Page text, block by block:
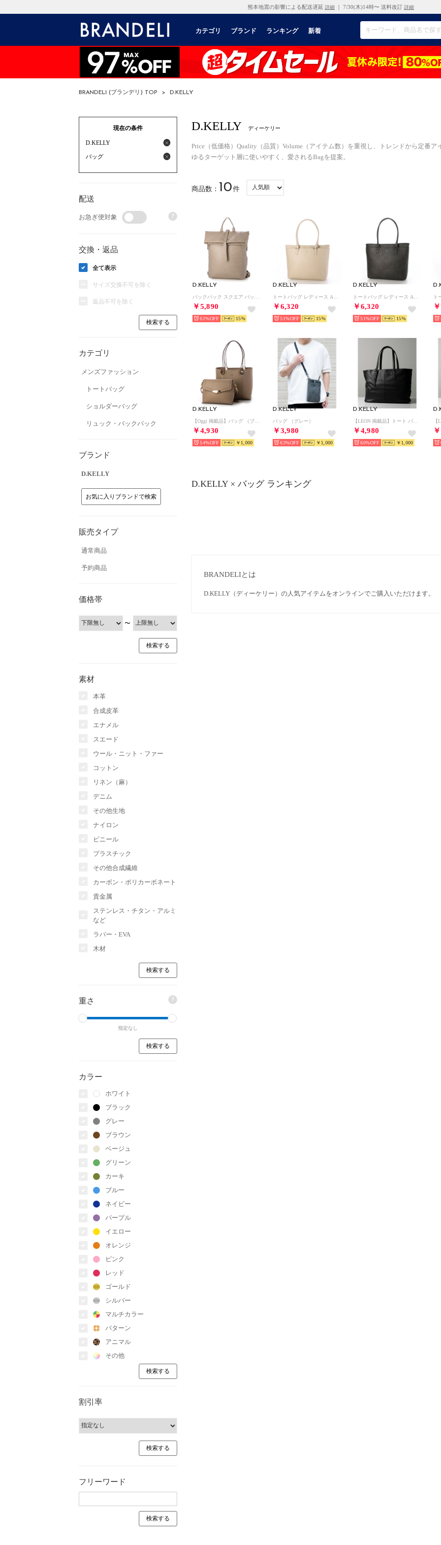
熊本地震の影響による配送遅延 詳細 ｜ 7/30(木)14時〜 送料改訂 詳細
カテゴリ ブランド ランキング 新着
BRANDELI (ブランデリ) TOP > D.KELLY
現在の条件
D.KELLY
バッグ
配送
お急ぎ便対象 ?
交換・返品
全て表示
サイズ交換不可を除く
返品不可を除く
カテゴリ
メンズファッション
トートバッグ
ショルダーバッグ
リュック・バックパック
ブランド
D.KELLY
お気に入りブランドで検索
販売タイプ
通常商品
予約商品
価格帯
〜
素材
本革
合成皮革
エナメル
スエード
ウール・ニット・ファー
コットン
リネン（麻）
デニム
その他生地
ナイロン
ビニール
プラスチック
その他合成繊維
カーボン・ポリカーボネート
貴金属
ステンレス・チタン・アルミ
など
ラバー・EVA
木材
重さ ?
指定なし
カラー
ホワイト
ブラック
グレー
ブラウン
ベージュ
グリーン
カーキ
ブルー
ネイビー
パープル
イエロー
オレンジ
ピンク
レッド
ゴールド
シルバー
マルチカラー
パターン
アニマル
その他
割引率
フリーワード
D.KELLY ディーケリー
Price（低価格）Quality（品質）Volume（アイテム数）を重視し、トレンドから定番
ゆるターゲット層に使いやすく、愛されるBagを提案。
商品数： 10件
D.KELLY
￥5,890
61% 15
D.KELLY
￥6,320
51% 15
D.KELLY
￥6,320
51% 15
D.KELLY
￥4,930
54% ￥1,000
D.KELLY
バッグ （グレー）
￥3,980
63% ￥1,000
D.KELLY
￥4,980
60% ￥1,000
D.KELLY × バッグ ランキング
BRANDELIとは
D.KELLY（ディーケリー）の人気アイテムをオンラインでご購入いただけます。